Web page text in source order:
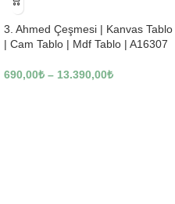
-23%
3. Ahmed Çeşmesi | Kanvas Tablo
| Cam Tablo | Mdf Tablo | A16307
690,00₺ – 13.390,00₺